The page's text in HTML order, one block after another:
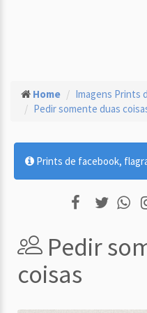
Home
Imagens Prints
Pedir somente duas
Prints de facebook,
Pedir
coisas